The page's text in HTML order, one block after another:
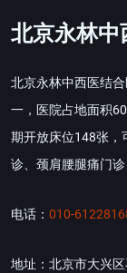
北京永林中
北京永林中西医结
一，医院占地面积
期开放床位148张，
诊、颈肩腰腿痛门
电话： 010-
地址：北京市大兴